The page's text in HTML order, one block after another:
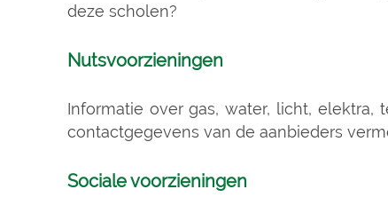
deze scholen?
Nutsvoorzieningen
Informatie over gas, water, licht, elektra,
contactgegevens van de aanbieders
Sociale voorzieningen